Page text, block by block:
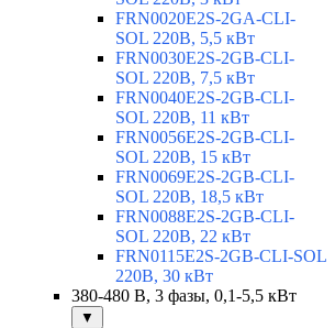
FRN0020E2S-2GA-CLI-
SOL 220В, 5,5 кВт
FRN0030E2S-2GB-CLI-
SOL 220В, 7,5 кВт
FRN0040E2S-2GB-CLI-
SOL 220В, 11 кВт
FRN0056E2S-2GB-CLI-
SOL 220В, 15 кВт
FRN0069E2S-2GB-CLI-
SOL 220В, 18,5 кВт
FRN0088E2S-2GB-CLI-
SOL 220В, 22 кВт
FRN0115E2S-2GB-CLI-SOL
220В, 30 кВт
380-480 В, 3 фазы, 0,1-5,5 кВт
▼